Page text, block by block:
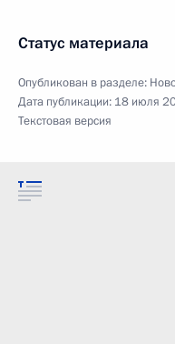
Статус материала
Опубликован в разделе:
Дата публикации: 18 июля
Текстовая версия